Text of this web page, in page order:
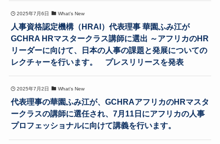
2025年7月6日 What's New
人事資格認定機構（HRAI）代表理事 華園ふみ江が
GCHRA HRマスタークラス講師に選出 ～アフリカのHR
リーダーに向けて、日本の人事の課題と発展についての
レクチャーを行います。 プレスリリースを発表
2025年7月2日 What's New
代表理事の華園ふみ江が、GCHRAアフリカのHRマスタ
ークラスの講師に選任され、7月11日にアフリカの人事
プロフェッショナルに向けて講義を行います。